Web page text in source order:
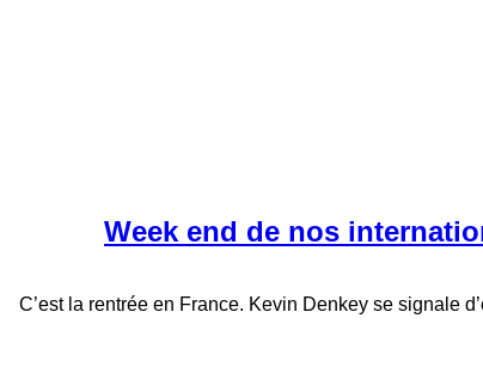
Week end de nos
C’est la rentrée en France. Kevin Denkey se signale